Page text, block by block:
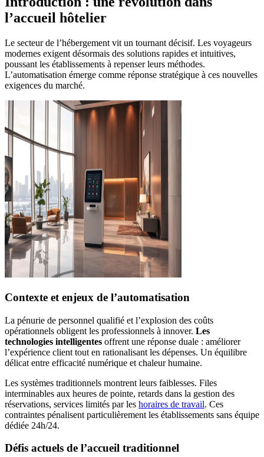
l’accueil hôtelier
Le secteur de l’hébergement vit un tournant décisif. Les voyageurs
modernes exigent désormais des solutions rapides et intuitives,
poussant les établissements à repenser leurs méthodes.
L’automatisation émerge comme réponse stratégique à ces nouvelles
exigences du marché.
Contexte et enjeux de l’automatisation
La pénurie de personnel qualifié et l’explosion des coûts
opérationnels obligent les professionnels à innover. Les
technologies intelligentes offrent une réponse duale : améliorer
l’expérience client tout en rationalisant les dépenses. Un équilibre
délicat entre efficacité numérique et chaleur humaine.
Les systèmes traditionnels montrent leurs faiblesses. Files
interminables aux heures de pointe, retards dans la gestion des
réservations, services limités par les horaires de travail. Ces
contraintes pénalisent particulièrement les établissements sans équipe
dédiée 24h/24.
Défis actuels de l’accueil traditionnel